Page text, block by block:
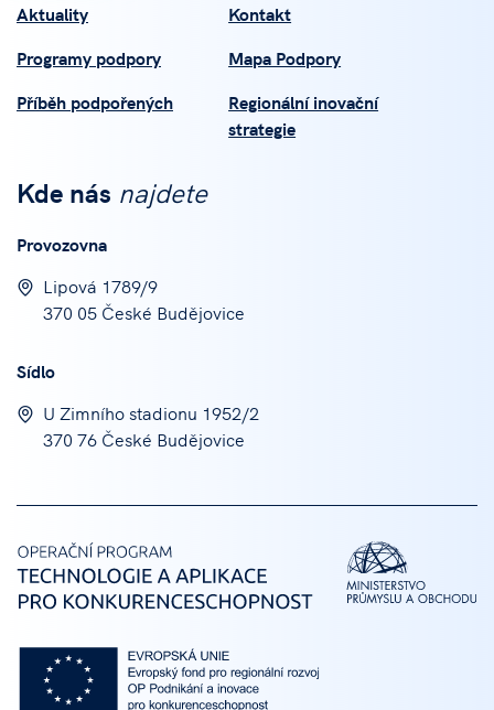
Aktuality
Programy podpory
Příběh podpořených
Kontakt
Mapa Podpory
Regionální inovační
strategie
Kde nás najdete
Provozovna
Lipová 1789/9
370 05 České Budějovice
Sídlo
U Zimního stadionu 1952/2
370 76 České Budějovice